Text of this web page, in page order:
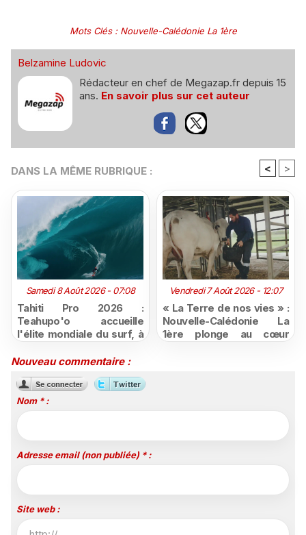
Mots Clés: Nouvelle-Calédonie La 1ère
Belzamine Ludovic
Rédacteur en chef de Megazap.fr depuis 15
ans. En savoir plus sur cet auteur
DANS LA MÊME RUBRIQUE : < >
Samedi 8 Août 2026 - 07:08
Tahiti Pro 2026 :
Teahupo'o accueille
l'élite mondiale du surf, à
Polynésie la 1ère
Vendredi 7 Août 2026 - 12:07
« La Terre de nos vies » :
Nouvelle-Calédonie La
1ère plonge au cœur
Nouveau commentaire :
Nom * :
Adresse email (non publiée) * :
Site web :